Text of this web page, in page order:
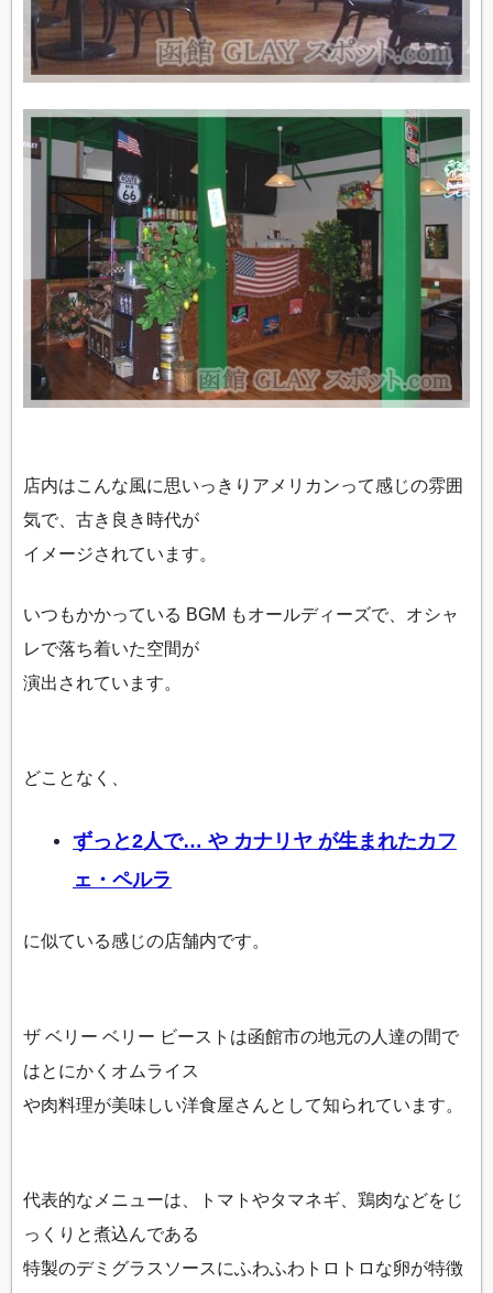
店内はこんな風に思いっきりアメリカンって感じの雰囲
気で、古き良き時代が
イメージされています。
いつもかかっている BGM もオールディーズで、オシャ
レで落ち着いた空間が
演出されています。
どことなく、
ずっと2人で… や カナリヤ が生まれたカフ
ェ・ペルラ
に似ている感じの店舗内です。
ザ ベリー ベリー ビーストは函館市の地元の人達の間で
はとにかくオムライス
や肉料理が美味しい洋食屋さんとして知られています。
代表的なメニューは、トマトやタマネギ、鶏肉などをじ
っくりと煮込んである
特製のデミグラスソースにふわふわトロトロな卵が特徴